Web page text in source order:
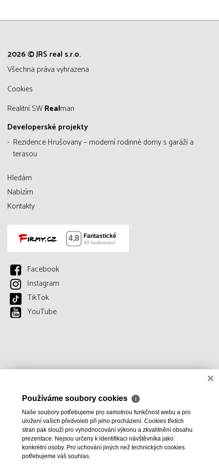
2026 © JRS real s.r.o.
všechna práva vyhrazena
Cookies
Realitní SWRealman
Developerské projekty
Rezidence Hrušovany – moderní rodinné domy s garáží a
terasou
Hledám
Nabízím
Kontakty
Facebook
Instagram
TikTok
YouTube
×
Používáme soubory cookies ℹ
Naše soubory potřebujeme pro samotnou funkčnost webu a pro
uložení vašich předvoleb při jeho procházení. Cookies třetích
stran pak slouží pro vyhodnocování výkonu a zkvalitnění obsahu
prezentace. Nejsou určeny k identifikaci návštěvníka jako
konkrétní osoby. Pro uchování jiných než technických cookies
potřebujeme váš souhlas.